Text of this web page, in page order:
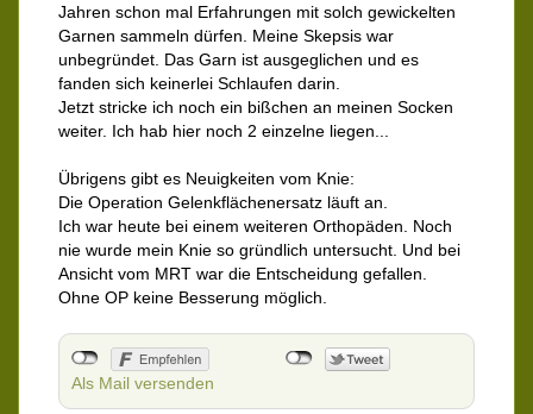
Jahren schon mal Erfahrungen mit solch gewickelten
Garnen sammeln dürfen. Meine Skepsis war
unbegründet. Das Garn ist ausgeglichen und es
fanden sich keinerlei Schlaufen darin.
Jetzt stricke ich noch ein bißchen an meinen Socken
weiter. Ich hab hier noch 2 einzelne liegen...
Übrigens gibt es Neuigkeiten vom Knie:
Die Operation Gelenkflächenersatz läuft an.
Ich war heute bei einem weiteren Orthopäden. Noch
nie wurde mein Knie so gründlich untersucht. Und bei
Ansicht vom MRT war die Entscheidung gefallen.
Ohne OP keine Besserung möglich.
Als Mail versenden